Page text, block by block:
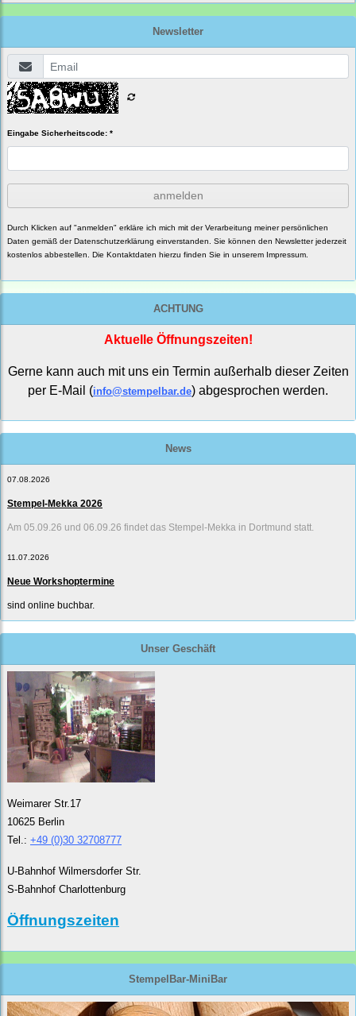
Newsletter
Eingabe Sicherheitscode: *
anmelden
Durch Klicken auf "anmelden" erkläre ich mich mit der Verarbeitung meiner persönlichen
Daten gemäß der Datenschutzerklärung einverstanden. Sie können den Newsletter jederzeit
kostenlos abbestellen. Die Kontaktdaten hierzu finden Sie in unserem Impressum.
ACHTUNG
Aktuelle Öffnungszeiten!
Gerne kann auch mit uns ein Termin außerhalb dieser Zeiten
per E-Mail (info@stempelbar.de) abgesprochen werden.
News
07.08.2026
Stempel-Mekka 2026
Am 05.09.26 und 06.09.26 findet das Stempel-Mekka in Dortmund statt.
11.07.2026
Neue Workshoptermine
sind online buchbar.
Unser Geschäft
Weimarer Str.17
10625 Berlin
Tel.: +49 (0)30 32708777
U-Bahnhof Wilmersdorfer Str.
S-Bahnhof Charlottenburg
Öffnungszeiten
StempelBar-MiniBar